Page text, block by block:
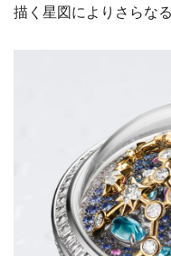
描く星図によりさらな